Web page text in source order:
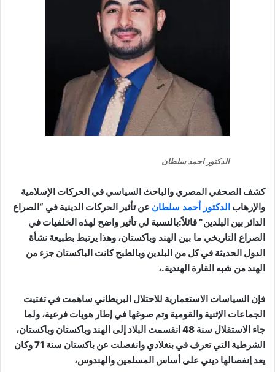
احمد سلطان
والباحث السياسي في الحركات الإسلامية
أحمد سلطانعن تأثير الحركات الدينية في “الصراع
قائلاً:بالنسبة لي تأثير واضح لهذه الخلفيات في
ما بين الهند وباكستان، وهذا يرتبط بطبيعة نشأة
كل من البلدين وبالطبح كانت الباكستان جزء من
الهندية.،
للاحتلال البريطاني ساهمت في تفتيت
والقومية وتم صوغها في إطار هويات فرعية، ولما
جاء الاستقلال سنة 48 انقسمت البلاد إلى الهند وباكستان وباكستان،
الشرطية التي تعرف في بنغلادي وانفصلت عن باكستان سنة 71 وكان
على أساس المسلمين والهندوس،